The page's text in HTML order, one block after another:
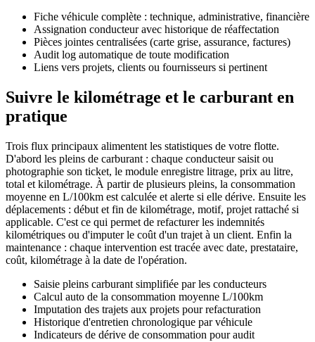
Fiche véhicule complète : technique, administrative, financière
Assignation conducteur avec historique de réaffectation
Pièces jointes centralisées (carte grise, assurance, factures)
Audit log automatique de toute modification
Liens vers projets, clients ou fournisseurs si pertinent
Suivre le kilométrage et le carburant en
pratique
Trois flux principaux alimentent les statistiques de votre flotte.
D'abord les pleins de carburant : chaque conducteur saisit ou
photographie son ticket, le module enregistre litrage, prix au litre,
total et kilométrage. À partir de plusieurs pleins, la consommation
moyenne en L/100km est calculée et alerte si elle dérive. Ensuite les
déplacements : début et fin de kilométrage, motif, projet rattaché si
applicable. C'est ce qui permet de refacturer les indemnités
kilométriques ou d'imputer le coût d'un trajet à un client. Enfin la
maintenance : chaque intervention est tracée avec date, prestataire,
coût, kilométrage à la date de l'opération.
Saisie pleins carburant simplifiée par les conducteurs
Calcul auto de la consommation moyenne L/100km
Imputation des trajets aux projets pour refacturation
Historique d'entretien chronologique par véhicule
Indicateurs de dérive de consommation pour audit